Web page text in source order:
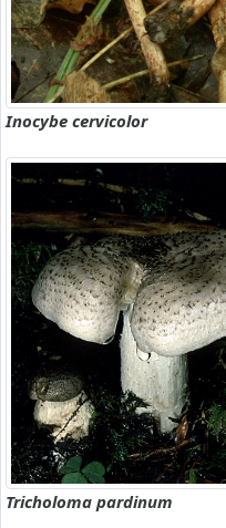
Inocybe cervicolor
Tricholoma pardinum